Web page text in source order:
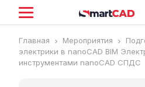
Главная Мероприятия
электрики в nanoCAD BIM
инструментами nanoCAD СПДС